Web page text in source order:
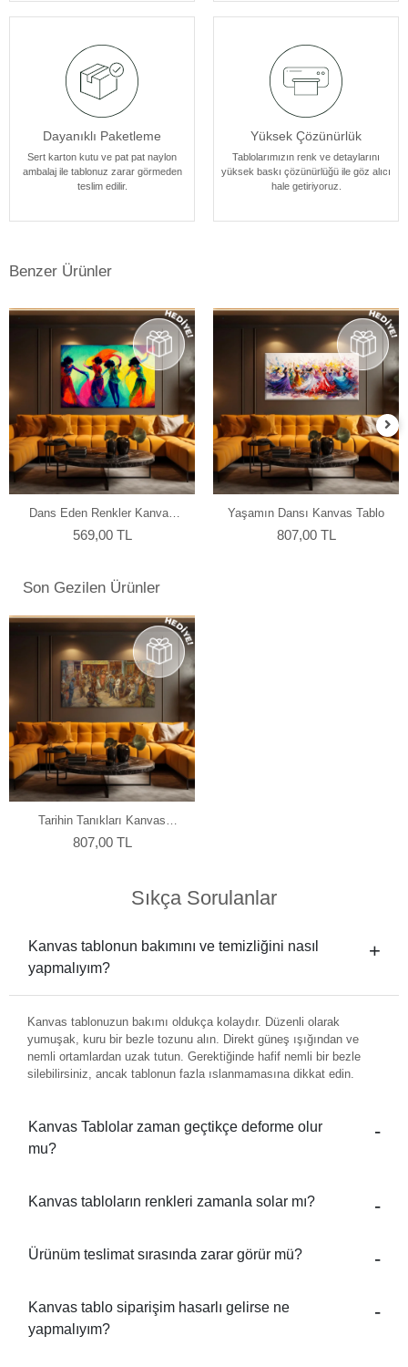
tasarlanmıştır.
Dayanıklı Paketleme
Sert karton kutu ve pat pat naylon
ambalaj ile tablonuz zarar görmeden
teslim edilir.
Yüksek Çözünürlük
Tablolarımızın renk ve detaylarını
yüksek baskı çözünürlüğü ile göz alıcı
hale getiriyoruz.
Benzer Ürünler
Dans Eden Renkler Kanvas
Tablo
569,00 TL
Yaşamın Dansı Kanvas Tablo
807,00 TL
Son Gezilen Ürünler
Tarihin Tanıkları Kanvas
Tablo
807,00 TL
Sıkça Sorulanlar
Kanvas tablonun bakımını ve temizliğini nasıl
yapmalıyım?
Kanvas tablonuzun bakımı oldukça kolaydır. Düzenli olarak
yumuşak, kuru bir bezle tozunu alın. Direkt güneş ışığından ve
nemli ortamlardan uzak tutun. Gerektiğinde hafif nemli bir bezle
silebilirsiniz, ancak tablonun fazla ıslanmamasına dikkat edin.
Kanvas Tablolar zaman geçtikçe deforme olur
mu?
Kanvas tabloların renkleri zamanla solar mı?
Ürünüm teslimat sırasında zarar görür mü?
Kanvas tablo siparişim hasarlı gelirse ne
yapmalıyım?